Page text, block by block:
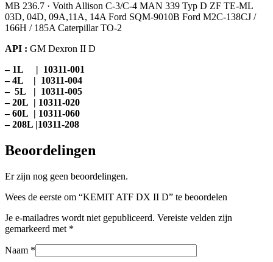
MB 236.7 · Voith Allison C-3/C-4 MAN 339 Typ D ZF TE-ML
03D, 04D, 09A,11A, 14A Ford SQM-9010B Ford M2C-138CJ /
166H / 185A Caterpillar TO-2
API : GM Dexron II D
– 1L | 10311-001
– 4L | 10311-004
– 5L | 10311-005
– 20L | 10311-020
– 60L | 10311-060
– 208L |10311-208
Beoordelingen
Er zijn nog geen beoordelingen.
Wees de eerste om “KEMIT ATF DX II D” te beoordelen
Je e-mailadres wordt niet gepubliceerd. Vereiste velden zijn
gemarkeerd met *
Naam *